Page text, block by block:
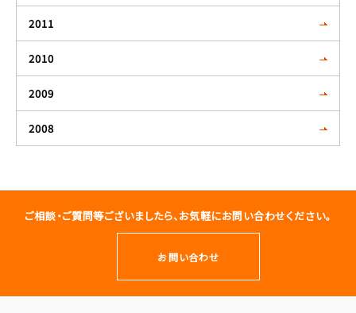
2011
2010
2009
2008
ご相談・ご質問等ございましたら、お気軽にお問い合わせください。
お問い合わせ